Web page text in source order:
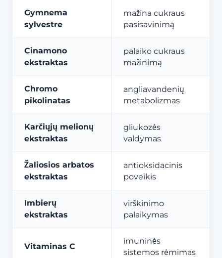
Gymnema
sylvestre
mažina cukraus
pasisavinimą
Cinamono
ekstraktas
palaiko cukraus
mažinimą
Chromo
pikolinatas
angliavandenių
metabolizmas
Karčiųjų melionų
ekstraktas
gliukozės
valdymas
Žaliosios arbatos
ekstraktas
antioksidacinis
poveikis
Imbierų
ekstraktas
virškinimo
palaikymas
Vitaminas C
imuninės
sistemos rėmimas